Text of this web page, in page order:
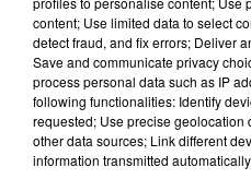
Le versement est
FIL D'ACTU
content; Use limited data to select
detect fraud, and fix errors; Deliver
Save and communicate privacy
process personal data such as IP
following functionalities: Identify
requested; Use precise geolocation
other data sources; Link different
information transmitted automatically.